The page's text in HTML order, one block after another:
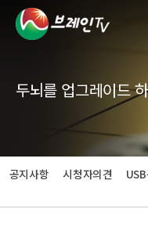
두뇌를 업그레이드
공지사항 시청자의견